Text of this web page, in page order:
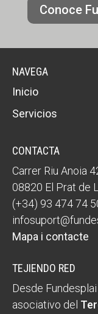
Conoce
NAVEGA
Inicio
Servicios
CONTACTA
Carrer Riu Anoia
08820 El Prat de
(+34) 93 474 74
Mapa i contacte
TEJIENDO RED
Desde
asociativo del